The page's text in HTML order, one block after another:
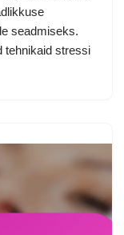
seadmiseks.
tehnikaid stressi